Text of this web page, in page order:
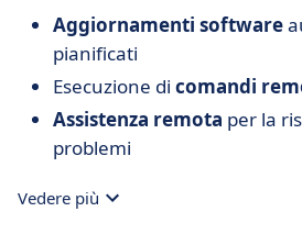
Aggiornamenti software
pianificati
Esecuzione di comandi
Assistenza remota per la
problemi
Vedere più